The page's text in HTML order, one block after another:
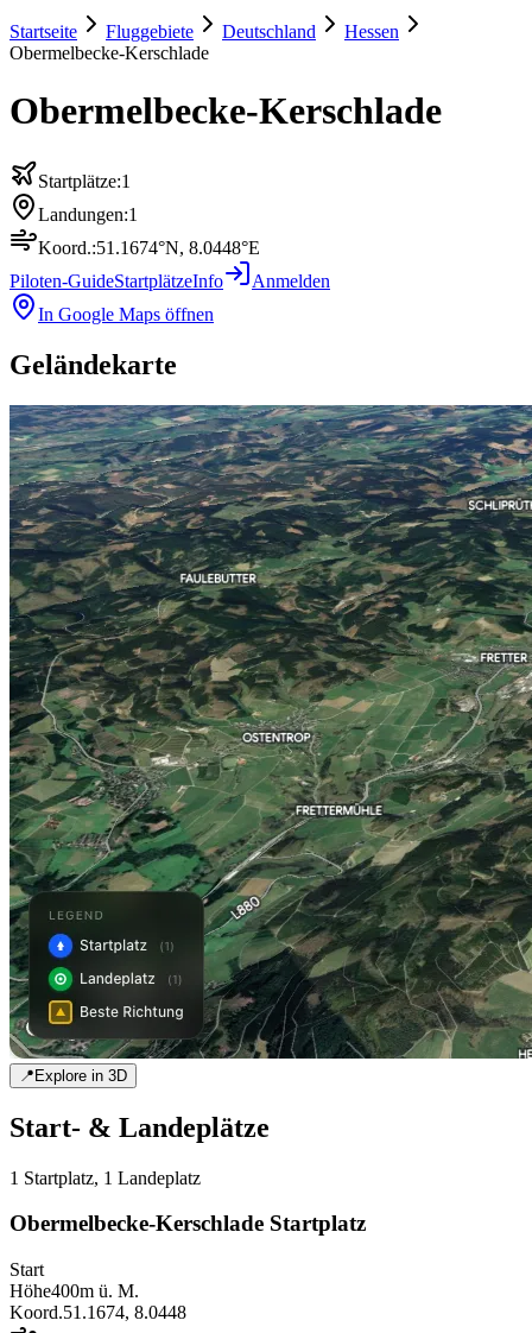
Startseite Fluggebiete Deutschland
Hessen
Obermelbecke-Kerschlade
Obermelbecke-Kerschlade
Startplätze:1
Landungen:1
Koord.:51.1674°N, 8.0448°E
Piloten-GuideStartplätzeInfo
Anmelden
In Google Maps öffnen
Geländekarte
📍Explore in 3D
Start- & Landeplätze
1 Startplatz, 1 Landeplatz
Obermelbecke-Kerschlade Startplatz
Start
Höhe400m ü. M.
Koord.51.1674, 8.0448